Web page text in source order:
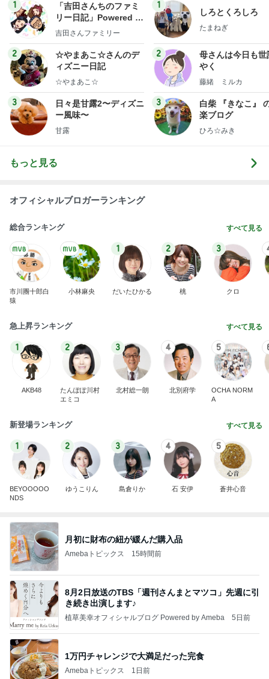
1
「吉田さんちのファミ
リー日記」Powered b
y Ameba 吉田さんファ
ログ
吉田さんファミリー
2
☆やまあこ☆さんのデ
ィズニー日記
☆やまあこ☆
3
日々是甘露2〜ディズニ
ー風味〜
甘露
1
しろとくろしろ
たまねぎ
2
母さんは今日も世
やく
藤緒 ミルカ
3
白柴 『きなこ』
楽ブログ
ひろ☆みき
もっと見る
オフィシャルブロガーランキング
総合ランキング すべて見る
市川團十郎白
猿
小林麻央
1
だいたひかる
2
桃
3
クロ
急上昇ランキング すべて見る
1
AKB48
2
たんぽぽ川村
エミコ
3
北村総一朗
4
北別府学
5
OCHA NORM
A
新登場ランキング すべて見る
1
BEYOOOOO
NDS
2
ゆうこりん
3
島倉りか
4
石 安伊
5
蒼井心音
月初に財布の紐が緩んだ購入品
Amebaトピックス 15時間前
8月2日放送のTBS「週刊さんまとマツコ」先週に引
き続き出演します♪
植草美幸オフィシャルブログ Powered by Ameba 5日前
1万円チャレンジで大満足だった完食
Amebaトピックス 1日前